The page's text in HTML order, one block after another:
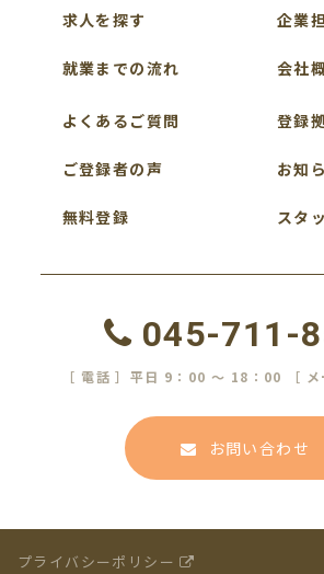
求人を探す
就業までの流れ
よくあるご質問
ご登録者の声
無料登録
企業
会社
登録
お知
スタ
045-711-
［ 電話 ］平日 9：00 ～ 18：00 ［
お問い合わせ
プライバシーポリシー